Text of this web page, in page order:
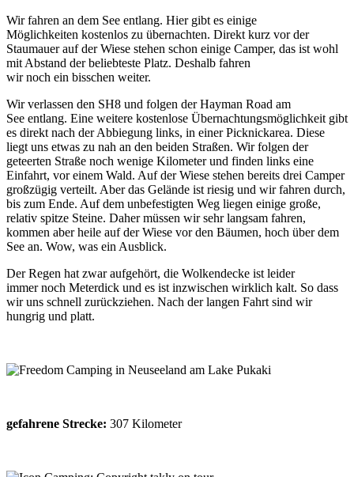
Wir fahren an dem See entlang. Hier gibt es einige
Möglichkeiten kostenlos zu übernachten. Direkt kurz vor der
Staumauer auf der Wiese stehen schon einige Camper, das ist wohl
mit Abstand der beliebteste Platz. Deshalb fahren
wir noch ein bisschen weiter.
Wir verlassen den SH8 und folgen der Hayman Road am
See entlang. Eine weitere kostenlose Übernachtungsmöglichkeit gibt
es direkt nach der Abbiegung links, in einer Picknickarea. Diese
liegt uns etwas zu nah an den beiden Straßen. Wir folgen der
geteerten Straße noch wenige Kilometer und finden links eine
Einfahrt, vor einem Wald. Auf der Wiese stehen bereits drei Camper
großzügig verteilt. Aber das Gelände ist riesig und wir fahren durch,
bis zum Ende. Auf dem unbefestigten Weg liegen einige große,
relativ spitze Steine. Daher müssen wir sehr langsam fahren,
kommen aber heile auf der Wiese vor den Bäumen, hoch über dem
See an. Wow, was ein Ausblick.
Der Regen hat zwar aufgehört, die Wolkendecke ist leider
immer noch Meterdick und es ist inzwischen wirklich kalt. So dass
wir uns schnell zurückziehen. Nach der langen Fahrt sind wir
hungrig und platt.
gefahrene Strecke: 307 Kilometer